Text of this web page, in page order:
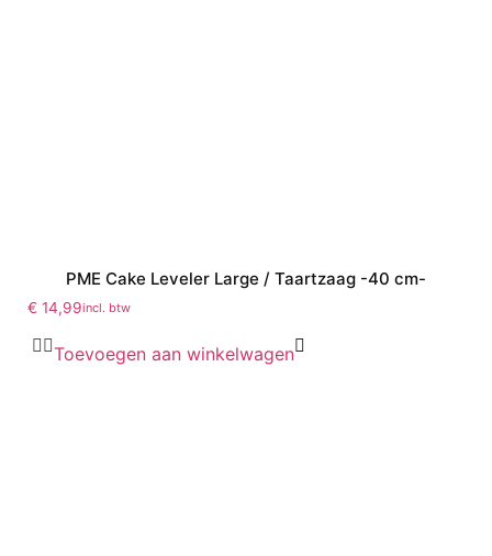
PME Cake Leveler Large / Taartzaag -40 cm-
€ 14,99incl. btw
Toevoegen aan winkelwagen